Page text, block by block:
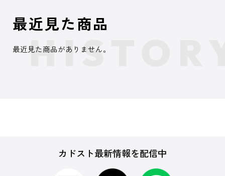
最近見た商品
最近見た商品がありません。
カドスト最新情報を配信中